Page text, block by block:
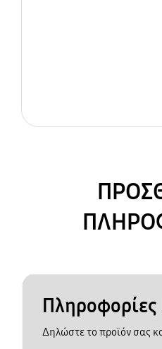
Δηλώστε το προϊόν σας